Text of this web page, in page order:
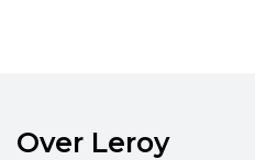
kan
Over Leroy